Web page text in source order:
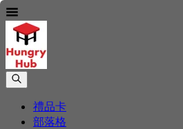
禮品卡
部落格